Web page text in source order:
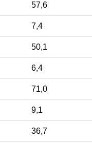
57,6
7,4
50,1
6,4
71,0
9,1
36,7